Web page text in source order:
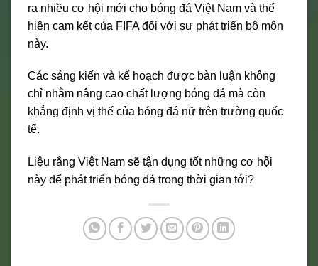
ra nhiều cơ hội mới cho bóng đá Việt Nam và thể
hiện cam kết của FIFA đối với sự phát triển bộ môn
này.
Các sáng kiến và kế hoạch được bàn luận không
chỉ nhằm nâng cao chất lượng bóng đá mà còn
khẳng định vị thế của bóng đá nữ trên trường quốc
tế.
Liệu rằng Việt Nam sẽ tận dụng tốt những cơ hội
này để phát triển bóng đá trong thời gian tới?